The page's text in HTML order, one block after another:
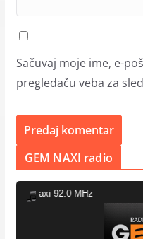
Sačuvaj moje ime, e-
pregledaču veba za
GEM NAXI radio